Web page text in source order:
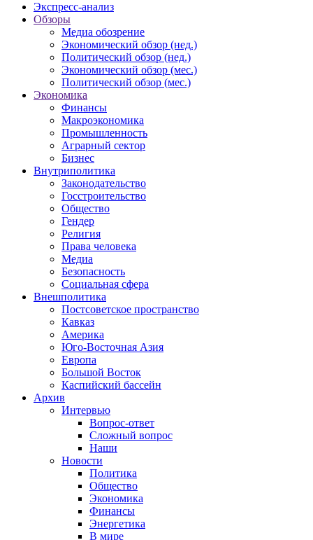
Экспресс-анализ
Обзоры
Медиа обозрение
Экономический обзор (нед.)
Политический обзор (нед.)
Экономический обзор (мес.)
Политический обзор (мес.)
Экономика
Финансы
Макроэкономика
Промышленность
Аграрный сектор
Бизнес
Внутриполитика
Законодательство
Госстроительство
Общество
Гендер
Религия
Права человека
Медиа
Безопасность
Социальная сфера
Внешполитика
Постсоветское пространство
Кавказ
Америка
Юго-Восточная Азия
Европа
Большой Восток
Каспийский бассейн
Архив
Интервью
Вопрос-ответ
Сложный вопрос
Наши
Новости
Политика
Общество
Экономика
Финансы
Энергетика
В мире